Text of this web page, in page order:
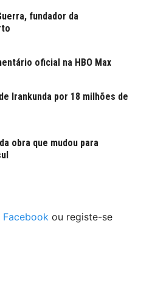
fundador da
oficial na HBO Max
Irankunda por 18 milhões de
obra que mudou para
Facebook ou registe-se